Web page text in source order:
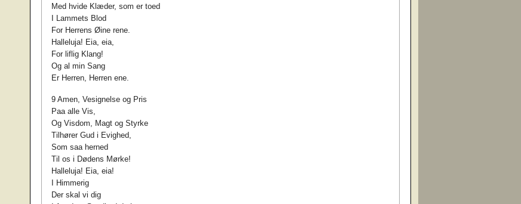
Med hvide Klæder, som er toed
I Lammets Blod
For Herrens Øine rene.
Halleluja! Eia, eia,
For liflig Klang!
Og al min Sang
Er Herren, Herren ene.
9 Amen, Vesignelse og Pris
Paa alle Vis,
Og Visdom, Magt og Styrke
Tilhører Gud i Evighed,
Som saa herned
Til os i Dødens Mørke!
Halleluja! Eia, eia!
I Himmerig
Der skal vi dig